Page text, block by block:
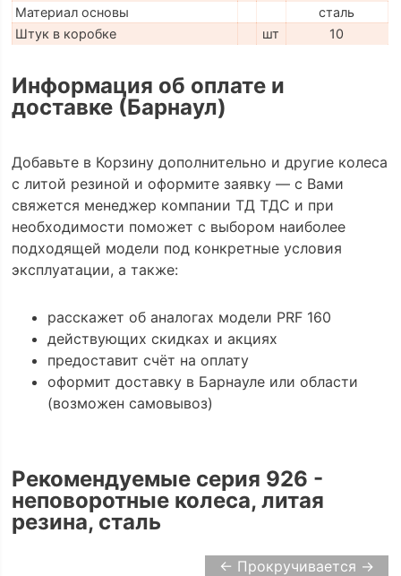
Материал основы
сталь
Штук в коробке
шт 10
Информация об оплате и
доставке (Барнаул)
Добавьте в Корзину дополнительно и другие колеса
с литой резиной и оформите заявку — с Вами
свяжется менеджер компании ТД ТДС и при
необходимости поможет с выбором наиболее
подходящей модели под конкретные условия
эксплуатации, а также:
расскажет об аналогах модели PRF 160
действующих скидках и акциях
предоставит счёт на оплату
оформит доставку в Барнауле или области
(возможен самовывоз)
Рекомендуемые серия 926 -
неповоротные колеса, литая
резина, сталь
← Прокручивается →